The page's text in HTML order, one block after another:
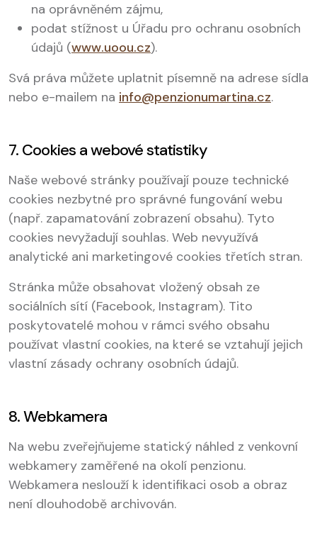
na oprávněném zájmu,
podat stížnost u Úřadu pro ochranu osobních
údajů (www.uoou.cz).
Svá práva můžete uplatnit písemně na adrese sídla
nebo e-mailem na info@penzionumartina.cz.
7. Cookies a webové statistiky
Naše webové stránky používají pouze technické
cookies nezbytné pro správné fungování webu
(např. zapamatování zobrazení obsahu). Tyto
cookies nevyžadují souhlas. Web nevyužívá
analytické ani marketingové cookies třetích stran.
Stránka může obsahovat vložený obsah ze
sociálních sítí (Facebook, Instagram). Tito
poskytovatelé mohou v rámci svého obsahu
používat vlastní cookies, na které se vztahují jejich
vlastní zásady ochrany osobních údajů.
8. Webkamera
Na webu zveřejňujeme statický náhled z venkovní
webkamery zaměřené na okolí penzionu.
Webkamera neslouží k identifikaci osob a obraz
není dlouhodobě archivován.